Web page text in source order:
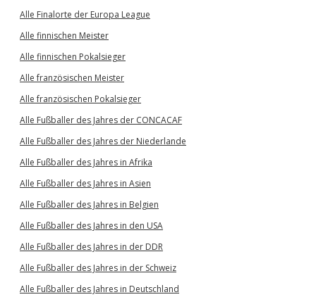
Alle Finalorte der Europa League
Alle finnischen Meister
Alle finnischen Pokalsieger
Alle französischen Meister
Alle französischen Pokalsieger
Alle Fußballer des Jahres der CONCACAF
Alle Fußballer des Jahres der Niederlande
Alle Fußballer des Jahres in Afrika
Alle Fußballer des Jahres in Asien
Alle Fußballer des Jahres in Belgien
Alle Fußballer des Jahres in den USA
Alle Fußballer des Jahres in der DDR
Alle Fußballer des Jahres in der Schweiz
Alle Fußballer des Jahres in Deutschland